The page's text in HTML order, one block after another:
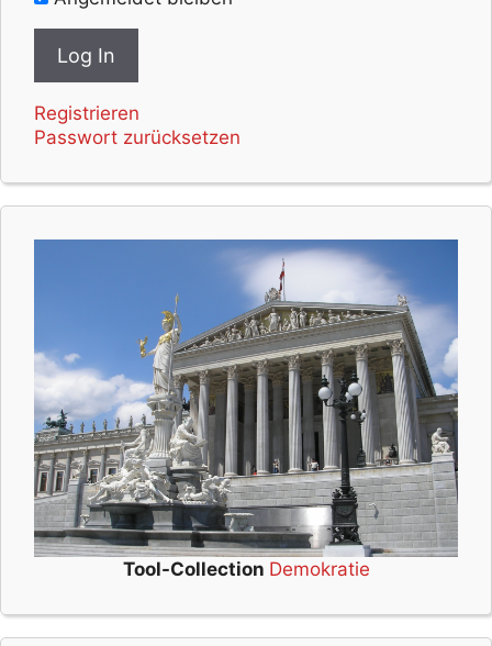
Registrieren
Passwort zurücksetzen
Tool-Collection Demokratie